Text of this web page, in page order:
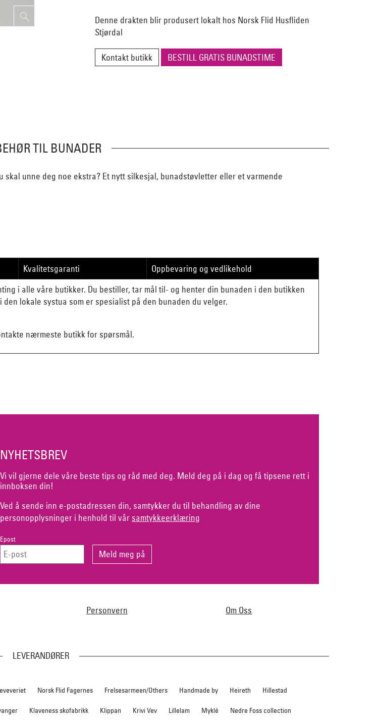
Denne drakten blir produsert lokalt hos Norsk Flid Husfliden
Stjørdal
Kontakt butikk BESTILL GRATIS BUNADSTIME
TIL BUNADER
unne deg noe ekstra? Et nytt silkesjal, bunadstøvletter eller et varmende
Kvalitetsgaranti
Oppbevaring og vedlikehold
i alle våre butikker. Du bestiller, tar mål til- og henter din bunaden i den butikken
lokale systua som er spesialist på den bunaden du velger.
nærmeste butikk for spørsmål.
NYHETSBREV
Vi vil gjerne dele våre beste tips og råd med deg. Meld deg på i dag og få tipsene rett i
innboksen din!
Ved å sende inn e-postadressen din, samtykker du til behandling av dine
personopplysninger i henhold til vår samtykkeerklæring
Epost
Personvern Om Oss
LEVERANDØRER
Norsk Flid Fagernes Frelsesarmeen/Others Handmade by Heireth Hillestad
Klaveness skofabrikk Klippan Krivi Vev Lillelam Myklé Nedre Foss collection